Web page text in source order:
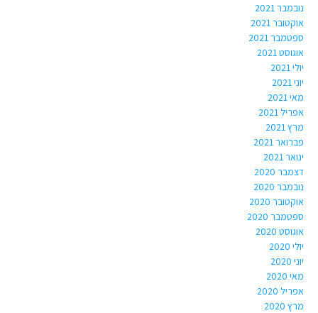
נובמבר 2021
אוקטובר 2021
ספטמבר 2021
אוגוסט 2021
יולי 2021
יוני 2021
מאי 2021
אפריל 2021
מרץ 2021
פברואר 2021
ינואר 2021
דצמבר 2020
נובמבר 2020
אוקטובר 2020
ספטמבר 2020
אוגוסט 2020
יולי 2020
יוני 2020
מאי 2020
אפריל 2020
מרץ 2020